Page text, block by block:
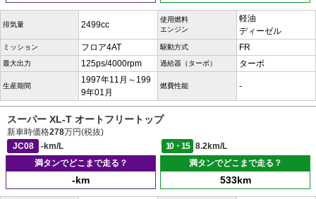
排気量 2499cc
使用燃料
エンジン
軽油
ディーゼル
ミッション フロア4AT 駆動方式 FR
最大出力 125ps/4000rpm 過給器（ターボ） ターボ
生産期間
1997年11月～199
9年01月
燃費性能 -
スーパー XL-T オートフリートップ
新車時価格278万円(税抜)
JC08
-km/L 10・15
8.2km/L
満タンでどこまで走る？
-km
満タンでどこまで走る？
533km